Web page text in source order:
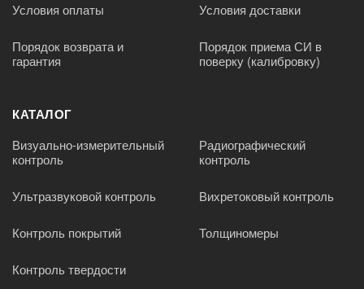
Условия оплаты Условия доставки
Порядок возврата и
гарантия
Порядок приема СИ в
поверку (калибровку)
КАТАЛОГ
Визуально-измерительный
контроль
Радиографический
контроль
Ультразвуковой контроль Вихретоковый контроль
Контроль покрытий Толщиномеры
Контроль твердости